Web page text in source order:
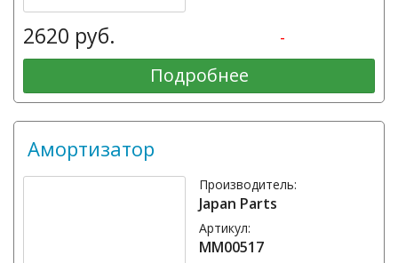
2620 руб. -
Подробнее
Амортизатор
Производитель:
Japan Parts
Артикул:
MM00517